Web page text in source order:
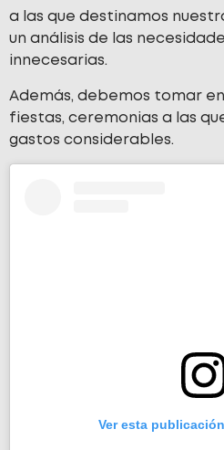
a las que destinamos
un análisis de las
innecesarias.
Además, debemos tomar
fiestas, ceremonias a las
gastos considerables.
Ver esta